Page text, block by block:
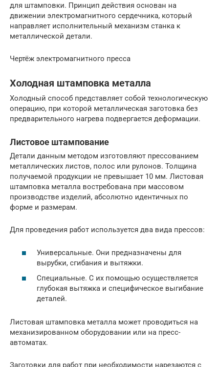
для штамповки. Принцип действия основан на
движении электромагнитного сердечника, который
направляет исполнительный механизм станка к
металлической детали.
Чертёж электромагнитного пресса
Холодная штамповка металла
Холодный способ представляет собой технологическую
операцию, при которой металлическая заготовка без
предварительного нагрева подвергается деформации.
Листовое штампование
Детали данным методом изготовляют прессованием
металлических листов, полос или рулонов. Толщина
получаемой продукции не превышает 10 мм. Листовая
штамповка металла востребована при массовом
производстве изделий, абсолютно идентичных по
форме и размерам.
Для проведения работ используется два вида прессов:
Универсальные. Они предназначены для
вырубки, сгибания и вытяжки.
Специальные. С их помощью осуществляется
глубокая вытяжка и специфическое выгибание
деталей.
Листовая штамповка металла может проводиться на
механизированном оборудовании или на пресс-
автоматах.
Заготовки для работ при необходимости нарезаются с